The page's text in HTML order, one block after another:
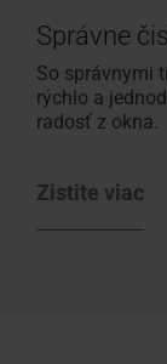
Správne
So správnymi
rýchlo a
radosť z okna.
Zistite viac